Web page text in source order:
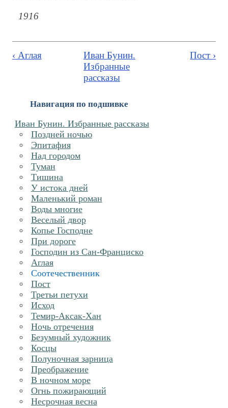
Навигация по подшивке
Иван Бунин. Избранные рассказы
Поздней ночью
Эпитафия
Над городом
Туман
Тишина
У истока дней
Маленький роман
Воды многие
Веселый двор
Копье Господне
При дороге
Господин из Сан-Франциско
Аглая
Соотечественник
Пост
Третьи петухи
Исход
Темир-Аксак-Хан
Ночь отречения
Безумный художник
Косцы
Полуночная зарница
Преображение
В ночном море
Огнь пожирающий
Несрочная весна
1916
‹ Аглая
Иван Бунин.
Избранные
рассказы
Пост ›